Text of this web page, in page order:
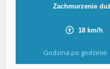
Godzina po godzinie